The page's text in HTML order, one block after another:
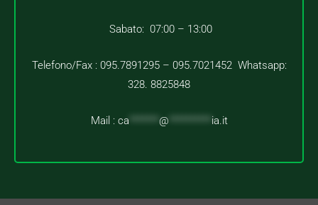
Sabato: 07:00 – 13:00
Telefono/Fax : 095.7891295 – 095.7021452 Whatsapp:
328. 8825848
Mail : ca @ ia.it